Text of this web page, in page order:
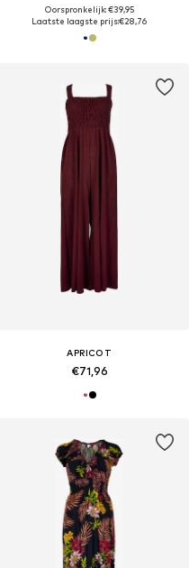
Oorspronkelijk: €39,95
Laatste laagste prijs:€28,76
APRICOT
€71,96